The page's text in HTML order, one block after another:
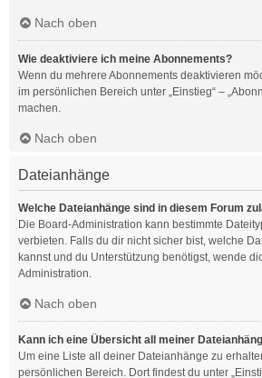
Nach oben
Wie deaktiviere ich meine Abonnements?
Wenn du mehrere Abonnements deaktivieren
im persönlichen Bereich unter „Einstieg“ –
machen.
Nach oben
Dateianhänge
Welche Dateianhänge sind in diesem Forum
Die Board-Administration kann bestimmte
verbieten. Falls du dir nicht sicher bist, welche
kannst und du Unterstützung benötigst, wende
Administration.
Nach oben
Kann ich eine Übersicht all meiner
Um eine Liste all deiner Dateianhänge zu
persönlichen Bereich. Dort findest du unter